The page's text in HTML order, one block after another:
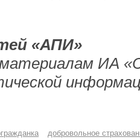
«АПИ»
ИА
добровольное